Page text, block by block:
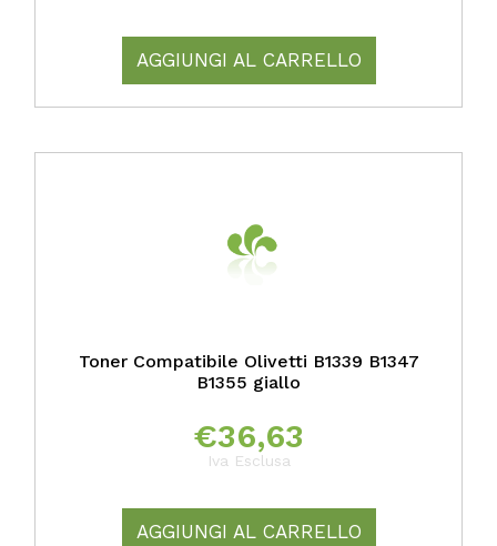
AGGIUNGI AL CARRELLO
Toner Compatibile Olivetti B1339 B1347
B1355 giallo
€36,63
Iva Esclusa
AGGIUNGI AL CARRELLO